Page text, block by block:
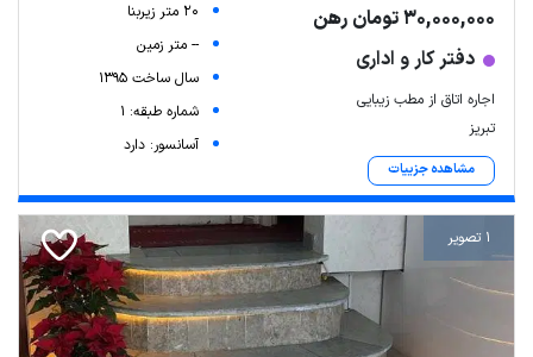
30,000,000 تومان رهن
دفتر کار و اداری
اجاره اتاق از مطب زیبایی
تبریز
مشاهده جزییات
20 متر زیربنا
-- متر زمین
سال ساخت 1395
شماره طبقه: 1
آسانسور: دارد
1 تصویر